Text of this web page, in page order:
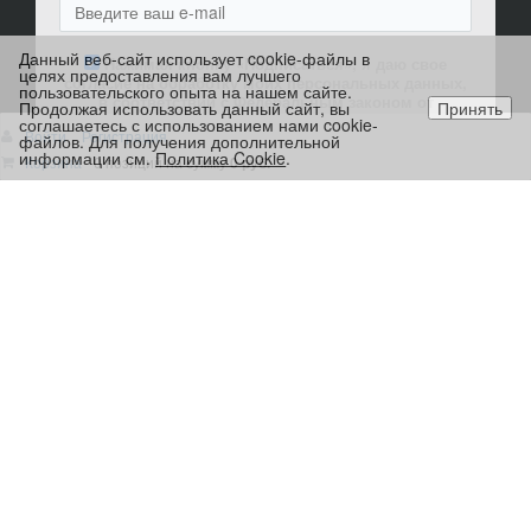
Нажимая кнопку «Подписаться», я даю свое
согласие на обработку моих персональных данных,
в соответствии с Федеральным законом от
27.07.2006 года №152-ФЗ «О персональных данных»,
на условиях и для целей, определенных в Согласии
на обработку персональных данных
Войти Регистрация
Корзина 0 позицийна сумму0 руб.
Данный веб-сайт использует cookie-файлы в
целях предоставления вам лучшего
пользовательского опыта на нашем сайте.
Продолжая использовать данный сайт, вы
соглашаетесь с использованием нами cookie-
файлов. Для получения дополнительной
информации см.Политика Cookie.
Принять